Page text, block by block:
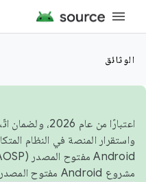
الوثائق
اعتبارًا من عام
واستقرار المنصة في النظام
مشروع Android مفتوح المصدر والمساهمة فيه، استخدِم